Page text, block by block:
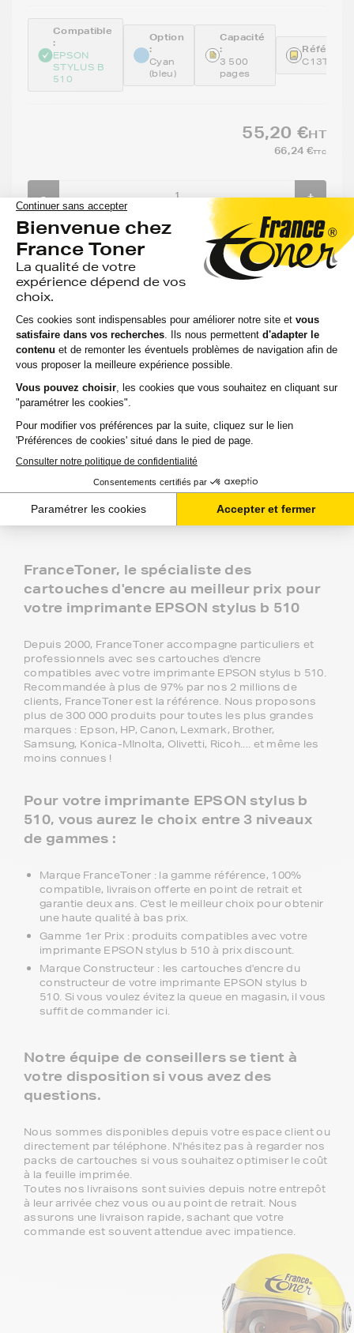
Compatible
:
EPSON
STYLUS B
510
Option
:
Cyan
(bleu)
Capacité
:
3 500
pages
55,20 €HT
66,24 €TTC
- +
Ajouter au panier
Aide & conseils
Qu'est ce qu'une cartouche compatible ?
Est ce qu'utiliser une cartouche compatible risque
d'abimer mon imprimante ?
Utiliser une cartouche compatible annule t'elle ma
garantie ?
FranceToner, le spécialiste des
cartouches d'encre au meilleur prix pour
votre imprimante EPSON stylus b 510
Depuis 2000, FranceToner accompagne particuliers et
professionnels avec ses cartouches d'encre
compatibles avec votre imprimante EPSON stylus b 510.
Recommandée à plus de 97% par nos 2 millions de
clients, FranceToner est la référence. Nous proposons
plus de 300 000 produits pour toutes les plus grandes
marques : Epson, HP, Canon, Lexmark, Brother,
Samsung, Konica-MInolta, Olivetti, Ricoh.... et même les
moins connues !
Pour votre imprimante EPSON stylus b
510, vous aurez le choix entre 3 niveaux
de gammes :
Marque FranceToner : la gamme référence, 100%
compatible, livraison offerte en point de retrait et
garantie deux ans. C'est le meilleur choix pour obtenir
une haute qualité à bas prix.
Gamme 1er Prix : produits compatibles avec votre
imprimante EPSON stylus b 510 à prix discount.
Marque Constructeur : les cartouches d'encre du
constructeur de votre imprimante EPSON stylus b
510. Si vous voulez évitez la queue en magasin, il vous
suffit de commander ici.
Notre équipe de conseillers se tient à
votre disposition si vous avez des
questions.
Nous sommes disponibles depuis votre espace client ou
directement par téléphone. N'hésitez pas à regarder nos
packs de cartouches si vous souhaitez optimiser le coût
à la feuille imprimée.
Toutes nos livraisons sont suivies depuis notre entrepôt
à leur arrivée chez vous ou au point de retrait. Nous
assurons une livraison rapide, sachant que votre
commande est souvent attendue avec impatience.